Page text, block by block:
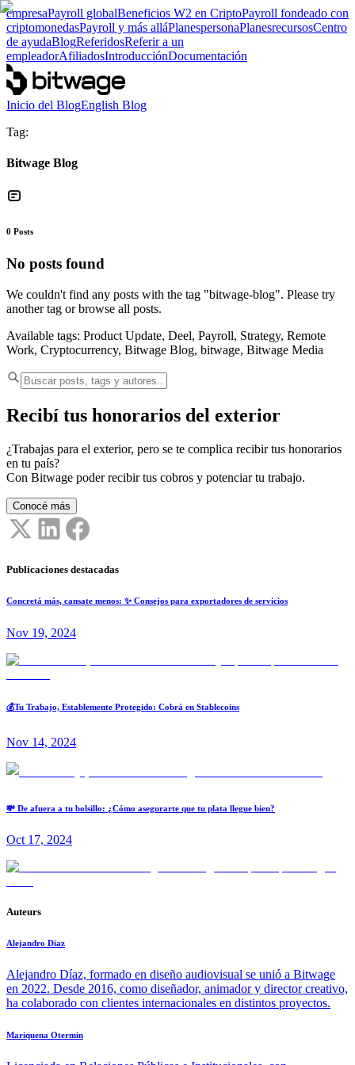
empresaPayroll globalBeneficios W2 en CriptoPayroll fondeado con
criptomonedasPayroll y más alláPlanespersonaPlanesrecursosCentro
de ayudaBlogReferidosReferir a un
empleadorAfiliadosIntroducciónDocumentación
Inicio del BlogEnglish Blog
Tag:
Bitwage Blog
0 Posts
No posts found
We couldn't find any posts with the tag "bitwage-blog". Please try
another tag or browse all posts.
Available tags: Product Update, Deel, Payroll, Strategy, Remote
Work, Cryptocurrency, Bitwage Blog, bitwage, Bitwage Media
Recibí tus honorarios del exterior
¿Trabajas para el exterior, pero se te complica recibir tus honorarios
en tu país?
Con Bitwage poder recibir tus cobros y potenciar tu trabajo.
Conocé más
Publicaciones destacadas
Concretá más, cansate menos: ✨ Consejos para exportadores de servicios
Nov 19, 2024
💰Tu Trabajo, Establemente Protegido: Cobrá en Stablecoins
Nov 14, 2024
💸 De afuera a tu bolsillo: ¿Cómo asegurarte que tu plata llegue bien?
Oct 17, 2024
Auteurs
Alejandro Diaz
Alejandro Díaz, formado en diseño audiovisual se unió a Bitwage
en 2022. Desde 2016, como diseñador, animador y director creativo,
ha colaborado con clientes internacionales en distintos proyectos.
Mariquena Otermin